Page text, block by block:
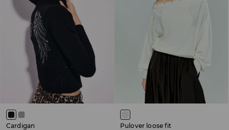
Cardigan
Pulover loose fit